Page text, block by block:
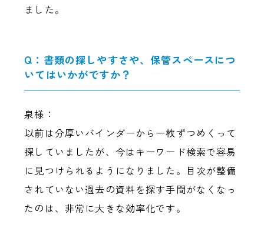
ました。
Q：書類の探しやすさや、保管スペースにつ
いてはいかがですか？
泉様：
以前は分厚いバインダーから一枚ずつめくって
探していましたが、今はキーワード検索で容易
に見つけられるようになりました。目次が整備
されていない過去の資料を探す手間がなくなっ
たのは、非常に大きな効率化です。